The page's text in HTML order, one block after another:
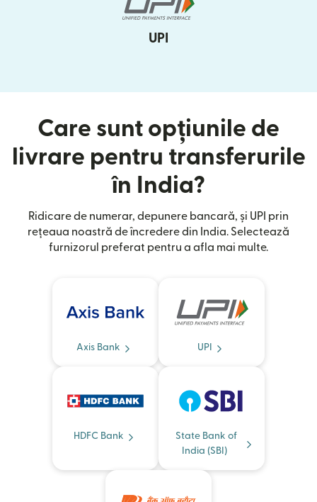
UPI
Care sunt opțiunile de
livrare pentru transferurile
în India?
Ridicare de numerar, depunere bancară, și UPI prin
rețeaua noastră de încredere din India. Selectează
furnizorul preferat pentru a afla mai multe.
Axis Bank UPI
HDFC Bank
State Bank of
India (SBI)